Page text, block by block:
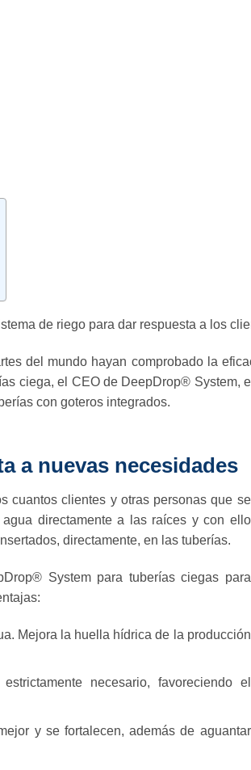
de riego para dar respuesta a los
del mundo hayan comprobado la
ciega, el CEO de DeepDrop® System,
con goteros integrados.
a nuevas necesidades
cuantos clientes y otras personas que se
directamente a las raíces y con ello
directamente, en las tuberías.
System para tuberías ciegas para
Mejora la huella hídrica de la producción
necesario, favoreciendo el
y se fortalecen, además de aguantar